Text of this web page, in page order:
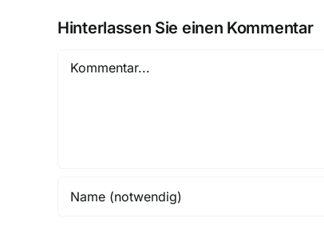
Hinterlassen Sie einen Kommentar
Kommentar